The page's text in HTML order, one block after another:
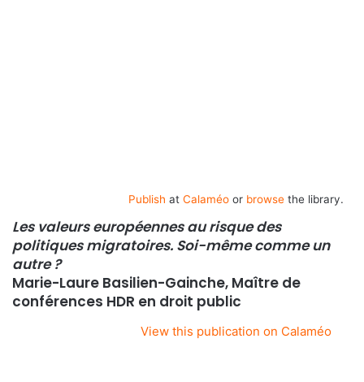
Publish at Calaméoor browsethe library.
Les valeurs européennes au risque des
politiques migratoires. Soi-même comme un
autre ?
Marie-Laure Basilien-Gainche, Maître de
conférences HDR en droit public
View this publication on Calaméo